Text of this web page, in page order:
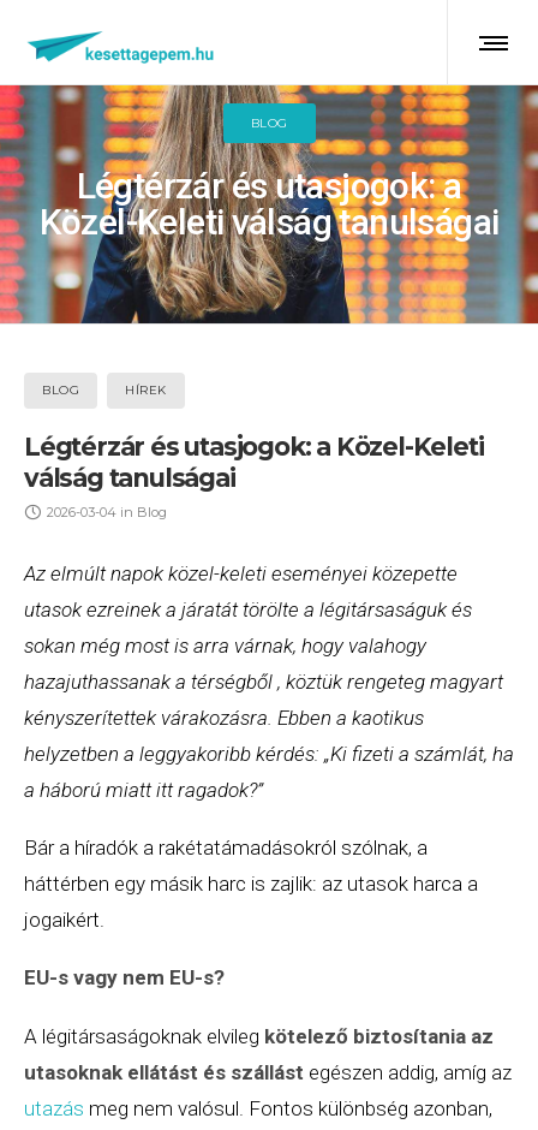
BLOG
Légtérzár és utasjogok: a
Közel-Keleti válság tanulságai
BLOG HÍREK
Légtérzár és utasjogok: a Közel-Keleti
válság tanulságai
2026-03-04 in Blog
Az elmúlt napok közel-keleti eseményei közepette
utasok ezreinek a járatát törölte a légitársaságuk és
sokan még most is arra várnak, hogy valahogy
hazajuthassanak a térségből , köztük rengeteg magyart
kényszerítettek várakozásra. Ebben a kaotikus
helyzetben a leggyakoribb kérdés: „Ki fizeti a számlát, ha
a háború miatt itt ragadok?”
Bár a híradók a rakétatámadásokról szólnak, a
háttérben egy másik harc is zajlik: az utasok harca a
jogaikért.
EU-s vagy nem EU-s?
A légitársaságoknak elvileg kötelező biztosítania az
utasoknak ellátást és szállást egészen addig, amíg az
utazás meg nem valósul. Fontos különbség azonban,